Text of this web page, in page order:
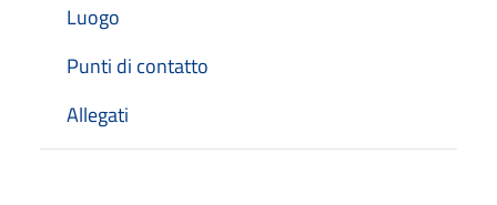
Luogo
Punti di contatto
Allegati